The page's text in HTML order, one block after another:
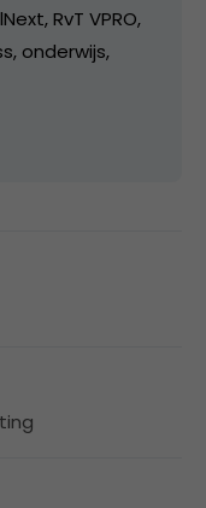
RvT VPRO,
onderwijs,